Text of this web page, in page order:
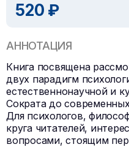
520 ₽
АННОТАЦИЯ
Книга посвящена
двух парадигм
естественнонаучной и
Сократа до
Для психологов,
круга читателей,
вопросами, стоящим